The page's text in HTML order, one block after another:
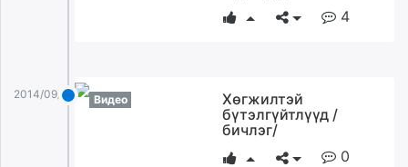
4
2014/09/02 Видео
Хөгжилтэй
бүтэлгүйтлүүд /
бичлэг/
0